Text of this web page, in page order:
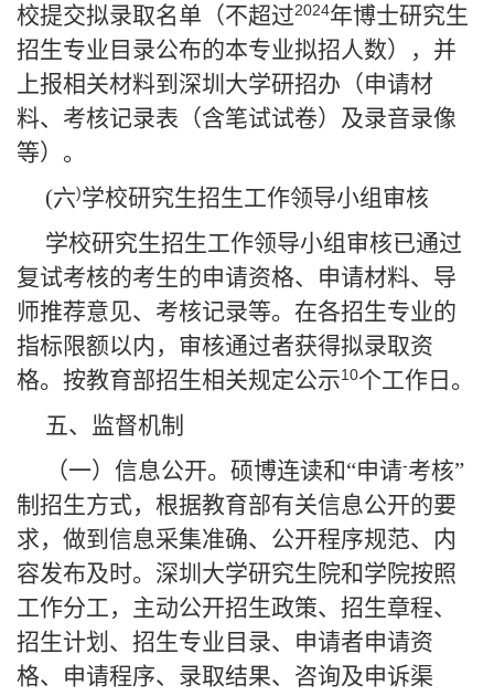
校提交拟录取名单（不超过2024年博士研究生
招生专业目录公布的本专业拟招人数），并
上报相关材料到深圳大学研招办（申请材
料、考核记录表（含笔试试卷）及录音录像
等）。
(六)学校研究生招生工作领导小组审核
学校研究生招生工作领导小组审核已通过
复试考核的考生的申请资格、申请材料、导
师推荐意见、考核记录等。在各招生专业的
指标限额以内，审核通过者获得拟录取资
格。按教育部招生相关规定公示10个工作日。
五、监督机制
（一）信息公开。硕博连读和“申请-考核”
制招生方式，根据教育部有关信息公开的要
求，做到信息采集准确、公开程序规范、内
容发布及时。深圳大学研究生院和学院按照
工作分工，主动公开招生政策、招生章程、
招生计划、招生专业目录、申请者申请资
格、申请程序、录取结果、咨询及申诉渠